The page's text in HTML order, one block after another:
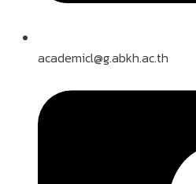
academicl@g.abkh.ac.th